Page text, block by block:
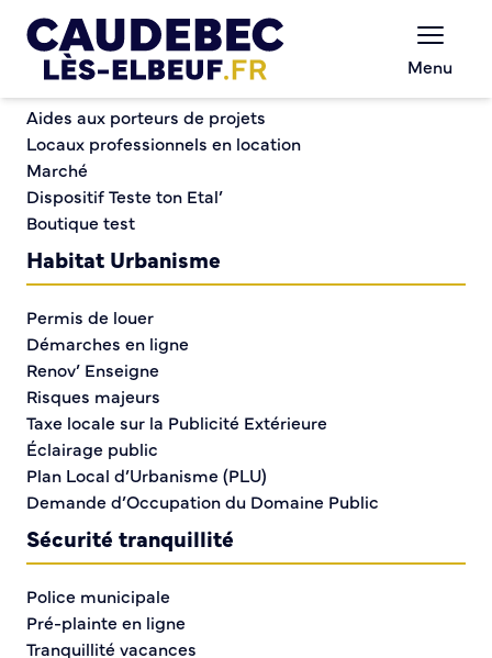
Menu
Biodiversité — À la découverte de notre flore
Biodiversité — À la
découverte de notre
flore
Chèques-cadeaux municipaux – Soutenez le
Aides aux porteurs de projets
Locaux professionnels en location
Marché
Dispositif Teste ton Etal’
Boutique test
Habitat Urbanisme
Permis de louer
Démarches en ligne
Renov’ Enseigne
Risques majeurs
Taxe locale sur la Publicité Extérieure
Éclairage public
Plan Local d’Urbanisme (PLU)
Demande d’Occupation du Domaine Public
Sécurité tranquillité
Police municipale
Pré-plainte en ligne
Tranquillité vacances